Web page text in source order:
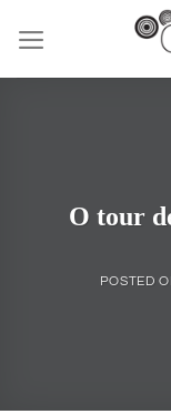
content
O tour
POSTED